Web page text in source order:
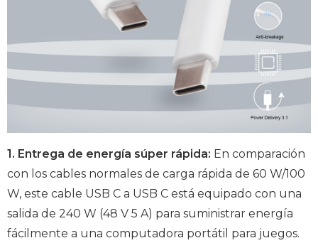
1. Entrega de energía súper rápida: En comparación
con los cables normales de carga rápida de 60 W/100
W, este cable USB C a USB C está equipado con una
salida de 240 W (48 V 5 A) para suministrar energía
fácilmente a una computadora portátil para juegos.